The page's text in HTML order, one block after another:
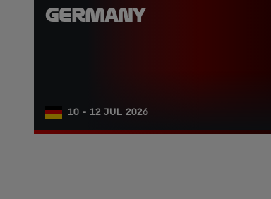
GERMANY
10 - 12 JUL 2026